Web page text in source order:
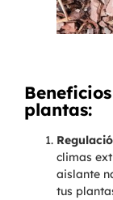
plantas:
climas
aislante
tus